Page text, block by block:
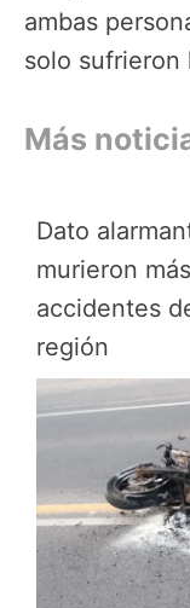
ambas
solo sufrieron
Más
Dato
murieron
accidentes
región